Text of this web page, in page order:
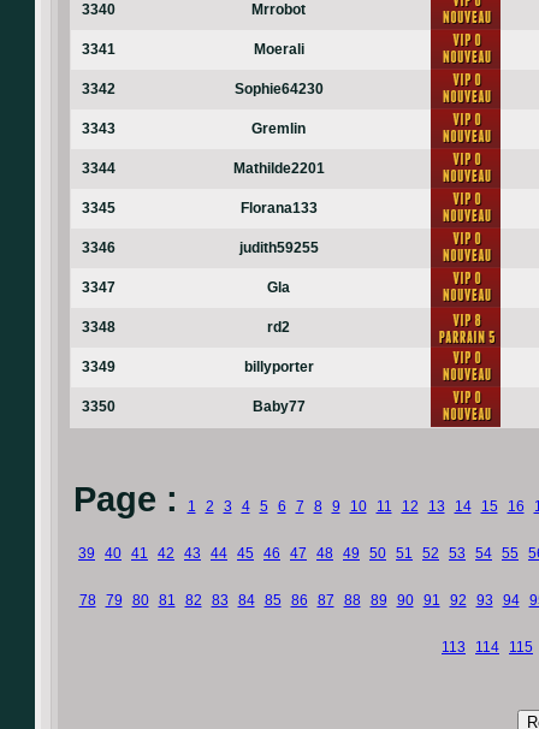
3340 Mrrobot
3341 Moerali
3342 Sophie64230
3343 Gremlin
3344 Mathilde2201
3345 Florana133
3346 judith59255
3347 Gla
3348 rd2
3349 billyporter
3350 Baby77
Page : 1 2 3 4 5 6 7 8 9 10 11 12 13 14 15 16
39 40 41 42 43 44 45 46 47 48 49 50 51 52 53 54 55
78 79 80 81 82 83 84 85 86 87 88 89 90 91 92 93 94
113 114 115